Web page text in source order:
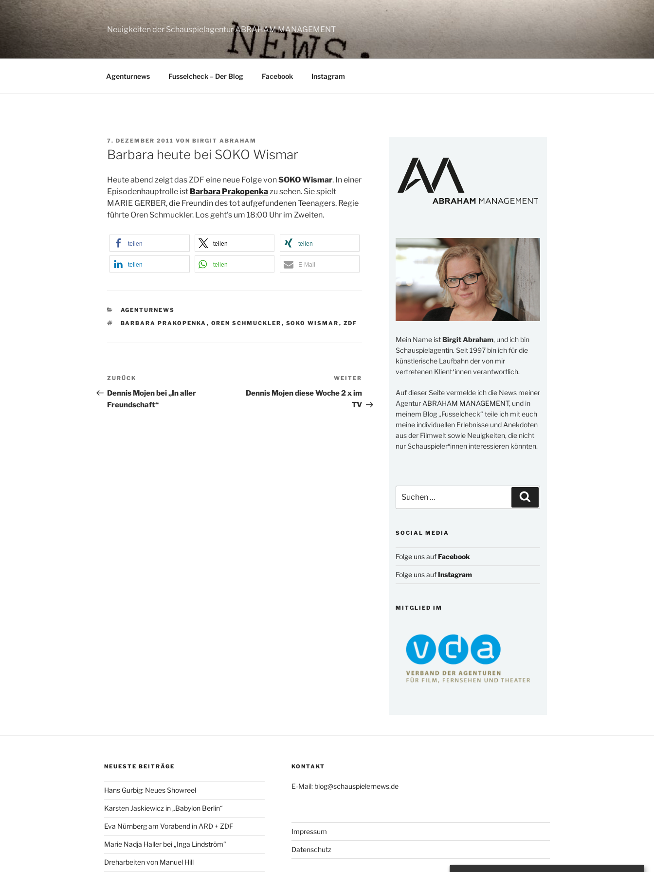
Zum
Inhalt
springen
Neuigkeiten der Schauspielagentur ABRAHAM MANAGEMENT
Agenturnews Fusselcheck – Der Blog Facebook Instagram
VERÖFFENTLICHT
7. DEZEMBER 2011 VON BIRGIT ABRAHAM
Barbara heute bei SOKO Wismar
Heute abend zeigt das ZDF eine neue Folge vonSOKO Wismar. In einer
Episodenhauptrolle ist Barbara Prakopenkazu sehen. Sie spielt
MARIE GERBER, die Freundin des tot aufgefundenen Teenagers. Regie
führte Oren Schmuckler. Los geht’s um 18:00 Uhr im Zweiten.
teilen teilen teilen
teilen teilen E-Mail
KATEGORIEN
AGENTURNEWS
SCHLAGWÖRTER
BARBARA PRAKOPENKA , OREN SCHMUCKLER , SOKO WISMAR , ZDF
Beitragsnavigation
Vorheriger
Beitrag
ZURÜCK
Dennis Mojen bei „In aller
Freundschaft“
Beitrag
WEITER
Dennis Mojen diese Woche 2 x im
TV
Mein Name istBirgit Abraham, und ich bin
Schauspielagentin. Seit 1997 bin ich für die
künstlerische Laufbahn der von mir
vertretenen Klient*innen verantwortlich.
Auf dieser Seite vermelde ich die News meiner
Agentur ABRAHAM MANAGEMENT, und in
meinem Blog „Fusselcheck“ teile ich mit euch
meine individuellen Erlebnisse und Anekdoten
aus der Filmwelt sowie Neuigkeiten, die nicht
nur Schauspieler*innen interessieren könnten.
nach:
SOCIAL MEDIA
Folge uns aufFacebook
Folge uns aufInstagram
MITGLIED IM
NEUESTE BEITRÄGE
Hans Gurbig: Neues Showreel
Karsten Jaskiewicz in „Babylon Berlin“
Eva Nürnberg am Vorabend in ARD + ZDF
Marie Nadja Haller bei „Inga Lindström“
Dreharbeiten von Manuel Hill
KONTAKT
E-Mail: blog@schauspielernews.de
Impressum
Datenschutz